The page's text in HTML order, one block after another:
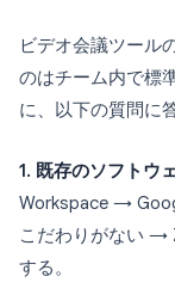
ビデオ会議ツール
のはチーム内で標
に、以下の質問に
1. 既存のソフトウ
Workspace →
こだわりがない →
する。